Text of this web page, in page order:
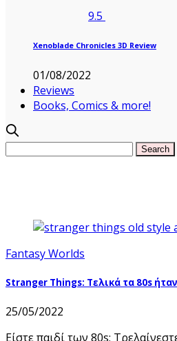
9.5
Xenoblade Chronicles 3D Review
01/08/2022
Reviews
Books, Comics & more!
Fantasy Worlds
Stranger Things: Τελικά τα 80s
25/05/2022
Είστε παιδί των 80s;